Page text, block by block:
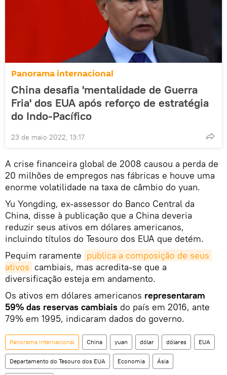
Panorama internacional
China desafia 'mentalidade de Guerra
Fria' dos EUA após reforço de estratégia
do Indo-Pacífico
23 de maio 2022, 13:17
A crise financeira global de 2008 causou a perda de
20 milhões de empregos nas fábricas e houve uma
enorme volatilidade na taxa de câmbio do yuan.
Yu Yongding, ex-assessor do Banco Central da
China, disse à publicação que a China deveria
reduzir seus ativos em dólares americanos,
incluindo títulos do Tesouro dos EUA que detém.
Pequim raramente publica a composição de seus
ativos cambiais, mas acredita-se que a
diversificação esteja em andamento.
Os ativos em dólares americanos representaram
59% das reservas cambiais do país em 2016, ante
79% em 1995, indicaram dados do governo.
Panorama internacional China yuan dólar dólares EUA
Departamento do Tesouro dos EUA Economia Ásia